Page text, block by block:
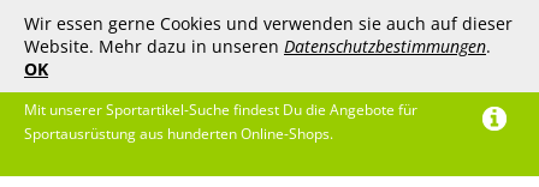
Wir essen gerne Cookies und verwenden sie auch auf dieser
Website. Mehr dazu in unseren Datenschutzbestimmungen.
OK
Mit unserer Sportartikel-Suche findest Du die Angebote für
Sportausrüstung aus hunderten Online-Shops.